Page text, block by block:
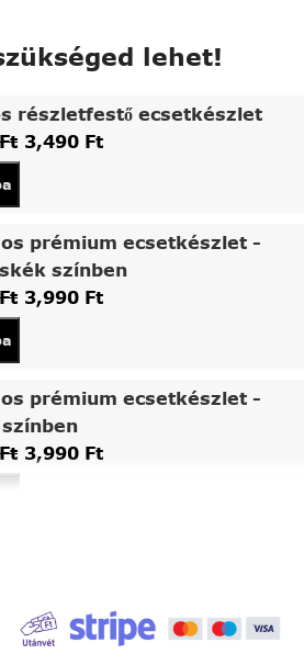
lehet!
részletfestő ecsetkészlet
Ft 3,490 Ft
prémium ecsetkészlet -
színben
Ft 3,990 Ft
prémium ecsetkészlet -
Ft 3,990 Ft
fa festőállvány